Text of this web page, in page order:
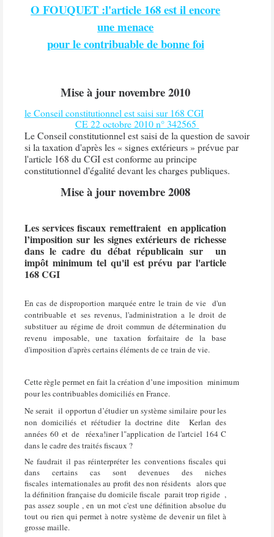
O FOUQUET :l'article 168 est il encore
une menace
pour le contribuable de bonne foi
Mise à jour novembre 2010
le Conseil constitutionnel est saisi sur 168 CGI
CE 22 octobre 2010 n° 342565
Le Conseil constitutionnel est saisi de la question de savoir
si la taxation d'après les « signes extérieurs » prévue par
l'article 168 du CGI est conforme au principe
constitutionnel d'égalité devant les charges publiques.
Mise à jour novembre 2008
Les services fiscaux remettraient en application
l’imposition sur les signes extérieurs de richesse
dans le cadre du débat républicain sur un
impôt minimum tel qu'il est prévu par l'article
168 CGI
En cas de disproportion marquée entre le train de vie d'un
contribuable et ses revenus, l'administration a le droit de
substituer au régime de droit commun de détermination du
revenu imposable, une taxation forfaitaire de la base
d'imposition d'après certains éléments de ce train de vie.
Cette règle permet en fait la création d’une imposition minimum
pour les contribuables domiciliés en France.
Ne serait il opportun d’étudier un système similaire pour les
non domiciliés et réétudier la doctrine dite
Kerlan des
années 60 et de réexa!iner l"application de l'artciel 164 C
dans le cadre des traités fiscaux ?
Ne faudrait il pas réinterpréter les conventions fiscales qui
dans certains cas sont devenues des niches
fiscales internationales au profit des non résidents alors que
la définition française du domicile fiscale parait trop rigide ,
pas assez souple , en un mot c'est une définition absolue du
tout ou rien qui permet à notre système de devenir un filet à
grosse maille.